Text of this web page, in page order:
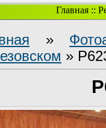
Главная::
»
»